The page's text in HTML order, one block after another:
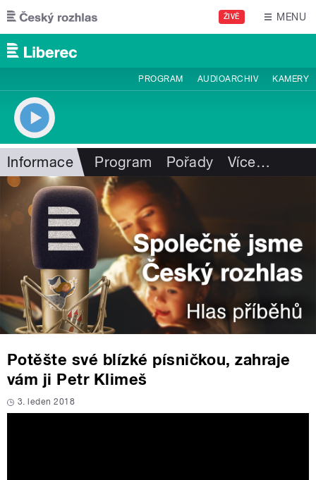
Přejít k hlavnímu obsahu
ŽIVĚ MENU
PROGRAM AUDIOARCHIV KAMERY
Informace Program Pořady Více…
Potěšte své blízké písničkou, zahraje
vám ji Petr Klimeš
3. leden 2018